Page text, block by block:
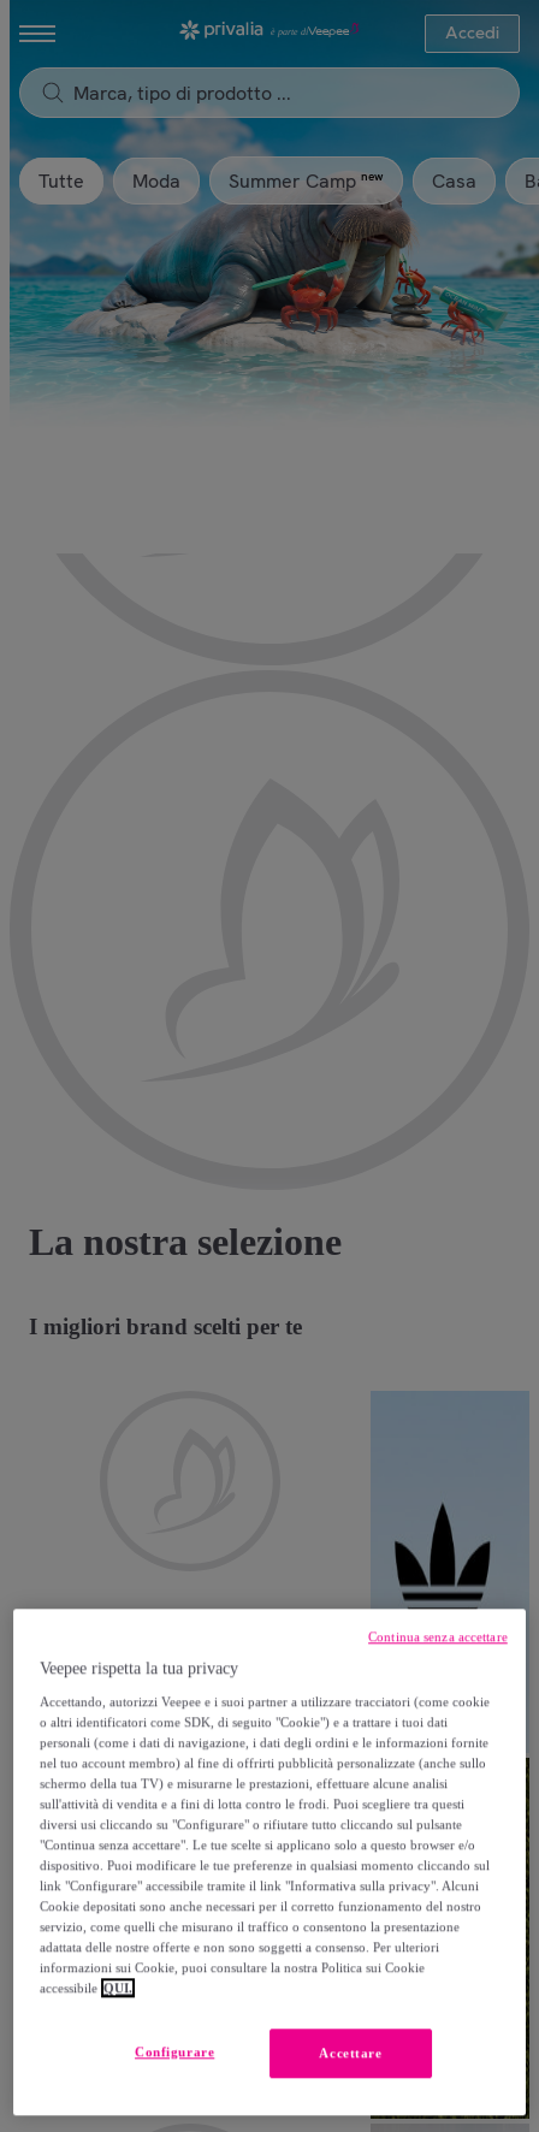
Accedi
Tutte Moda Summer Camp new Casa
La nostra selezione
I migliori brand scelti per te
Veepee rispetta la tua privacy
Accettando, autorizzi Veepee e i suoi partner a utilizzare tracciatori (come cookie
o altri identificatori come SDK, di seguito "Cookie") e a trattare i tuoi dati
personali (come i dati di navigazione, i dati degli ordini e le informazioni fornite
nel tuo account membro) al fine di offrirti pubblicità personalizzate (anche sullo
schermo della tua TV) e misurarne le prestazioni, effettuare alcune analisi
sull'attività di vendita e a fini di lotta contro le frodi. Puoi scegliere tra questi
diversi usi cliccando su "Configurare" o rifiutare tutto cliccando sul pulsante
"Continua senza accettare". Le tue scelte si applicano solo a questo browser e/o
dispositivo. Puoi modificare le tue preferenze in qualsiasi momento cliccando sul
link "Configurare" accessibile tramite il link "Informativa sulla privacy". Alcuni
Cookie depositati sono anche necessari per il corretto funzionamento del nostro
servizio, come quelli che misurano il traffico o consentono la presentazione
adattata delle nostre offerte e non sono soggetti a consenso. Per ulteriori
informazioni sui Cookie, puoi consultare la nostra Politica sui Cookie
accessibile QUI.
Accettare
Configurare
Continua senza accettare